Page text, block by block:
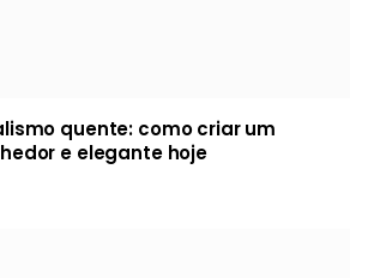
quente: como criar um
e elegante hoje